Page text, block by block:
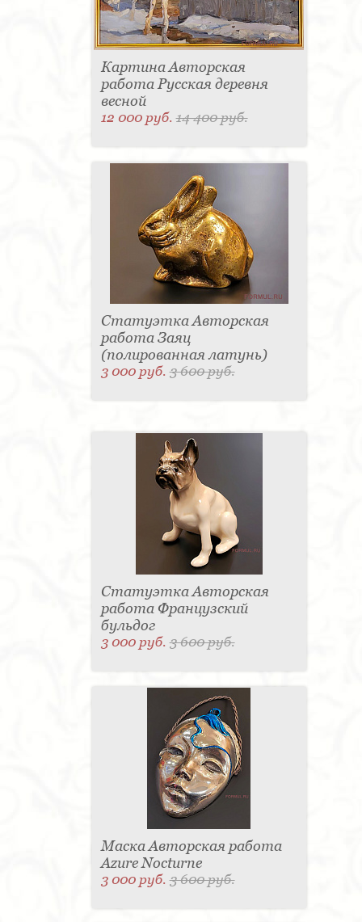
Картина Авторская
работа Русская деревня
весной
12 000 руб.14 400 руб.
Статуэтка Авторская
работа Заяц
(полированная латунь)
3 000 руб.3 600 руб.
Статуэтка Авторская
работа Французский
бульдог
3 000 руб.3 600 руб.
Маска Авторская работа
Azure Nocturne
3 000 руб.3 600 руб.